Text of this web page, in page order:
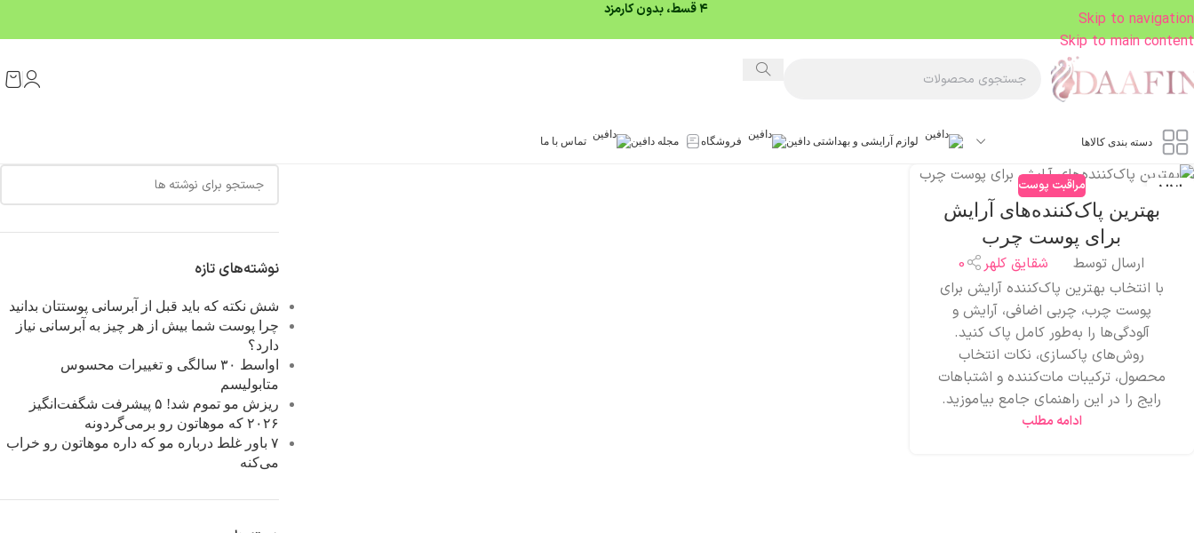
۴ قسط، بدون کارمزد
Skip to navigation
Skip to main content
دسته بندی کالاها لوازم آرایشی و بهداشتی دافین فروشگاه مجله دافین تماس با ما
23 مراقبت پوست
بهترین پاک‌کننده‌های آرایش
برای پوست چرب
ارسال توسط شقایق کلهر
0
با انتخاب بهترین پاک‌کننده آرایش برای
پوست چرب، چربی اضافی، آرایش و
آلودگی‌ها را به‌طور کامل پاک کنید.
روش‌های پاکسازی، نکات انتخاب
محصول، ترکیبات مات‌کننده و اشتباهات
رایج را در این راهنمای جامع بیاموزید.
ادامه مطلب
نوشته‌های تازه
شش نکته که باید قبل از آبرسانی پوستتان بدانید
چرا پوست شما بیش از هر چیز به آبرسانی نیاز
دارد؟
اواسط ۳۰ سالگی و تغییرات محسوس
متابولیسم‌
ریزش مو تموم شد! ۵ پیشرفت شگفت‌انگیز
۲۰۲۶ که موهاتون رو برمی‌گردونه
۷ باور غلط درباره مو که داره موهاتون رو خراب
می‌کنه